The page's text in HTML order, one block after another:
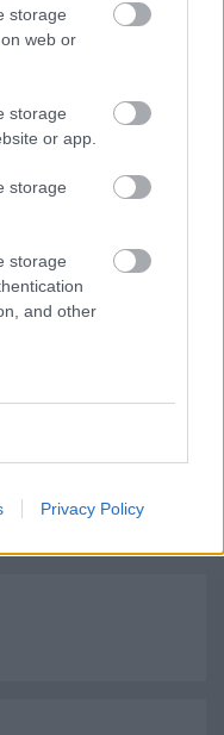
storage
web or
storage
or app.
storage
storage
and other
Privacy Policy